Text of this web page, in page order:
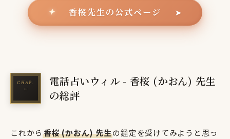
✦ 香桜先生の公式ページ ➤
電話占いウィル - 香桜 (かおん) 先生
の総評
これから香桜 (かおん) 先生の鑑定を受けてみようと思っ